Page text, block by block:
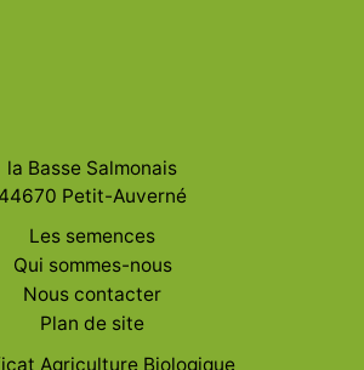
la Basse Salmonais
44670 Petit-Auverné
Les semences
Qui sommes-nous
Nous contacter
Plan de site
Agriculture Biologique